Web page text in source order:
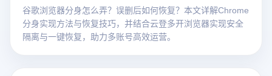
谷歌浏览器分身怎么弄？误删后如何恢复？本文详解Chrome
分身实现方法与恢复技巧，并结合云登多开浏览器实现安全
隔离与一键恢复，助力多账号高效运营。